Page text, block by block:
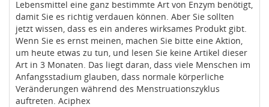
Lebensmittel eine ganz bestimmte Art von Enzym benötigt,
damit Sie es richtig verdauen können. Aber Sie sollten
jetzt wissen, dass es ein anderes wirksames Produkt gibt.
Wenn Sie es ernst meinen, machen Sie bitte eine Aktion,
um heute etwas zu tun, und lesen Sie keine Artikel dieser
Art in 3 Monaten. Das liegt daran, dass viele Menschen im
Anfangsstadium glauben, dass normale körperliche
Veränderungen während des Menstruationszyklus
auftreten. Aciphex